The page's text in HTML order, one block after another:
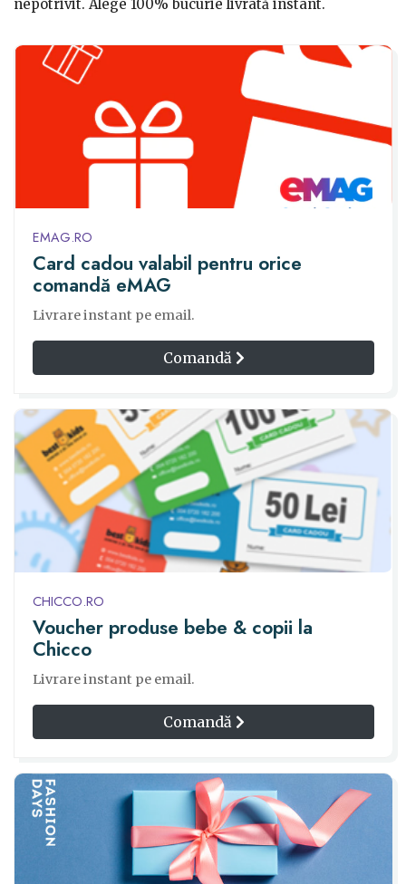
nepotrivit. Alege 100% bucurie livrată instant.
EMAG.RO
Card cadou valabil pentru orice
comandă eMAG
Livrare instant pe email.
Comandă
CHICCO.RO
Voucher produse bebe & copii la
Chicco
Livrare instant pe email.
Comandă